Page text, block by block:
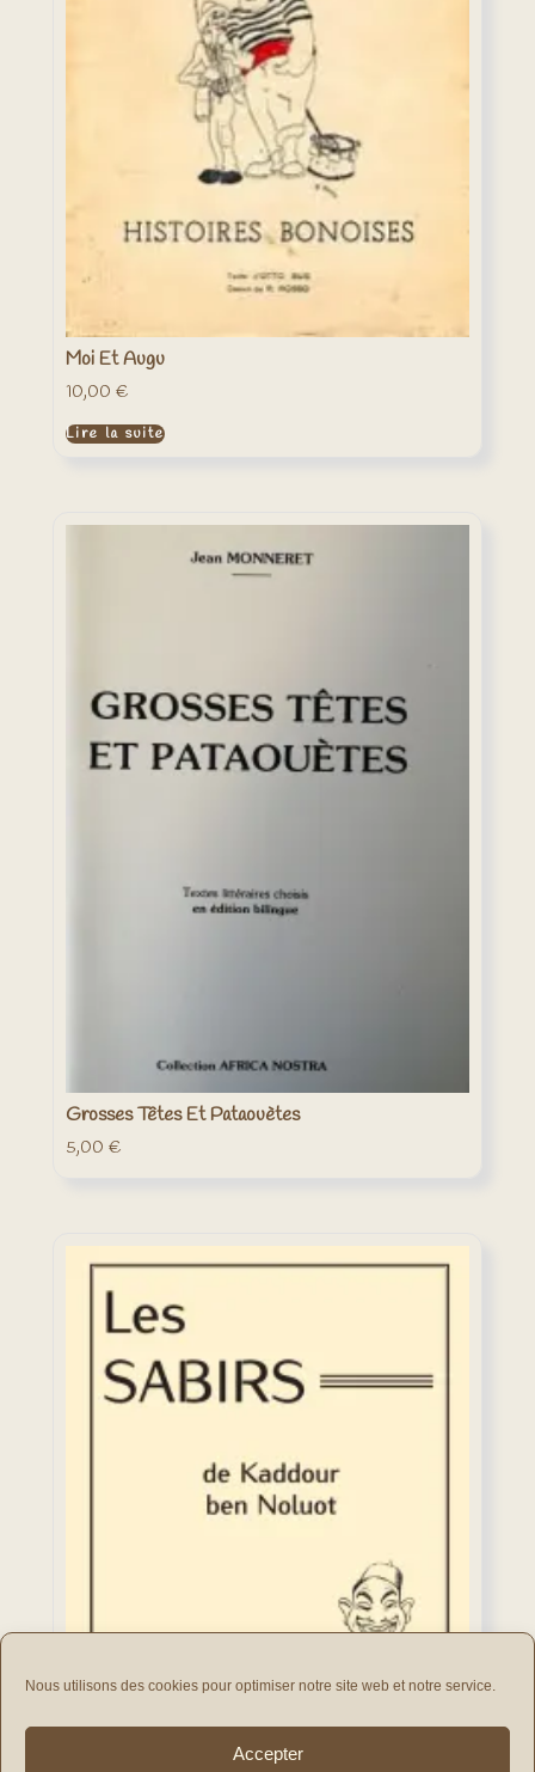
Nous utilisons des cookies pour optimiser notre site web et notre service.
Accepter
Moi Et Augu
10,00 €
Lire la suite
Grosses Têtes Et Pataouètes
5,00 €